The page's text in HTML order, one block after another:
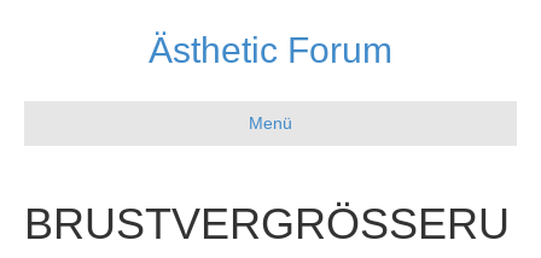
Ästhetic Forum
Menü
BRUSTVERGRÖSSERUN